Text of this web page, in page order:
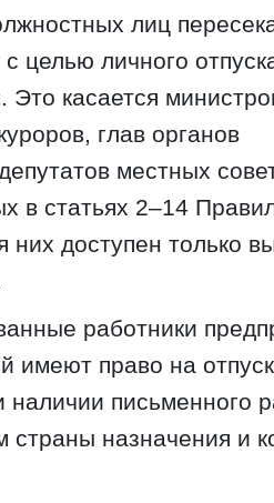
лиц
целью личного
Это касается
глав органов
местных
в статьях 2–14
них доступен только
работники
имеют право на
наличии письменного
страны назначения и